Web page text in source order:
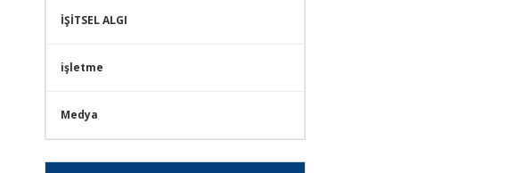
İŞİTSEL ALGI
işletme
Medya